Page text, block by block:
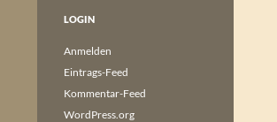
LOGIN
Anmelden
Eintrags-Feed
Kommentar-Feed
WordPress.org